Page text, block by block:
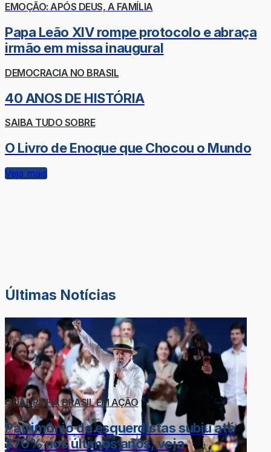
EMOÇÃO: APÓS DEUS, A FAMÍLIA
Papa Leão XIV rompe protocolo e abraça
irmão em missa inaugural
DEMOCRACIA NO BRASIL
40 ANOS DE HISTÓRIA
SAIBA TUDO SOBRE
O Livro de Enoque que Chocou o Mundo
Veja mais
Últimas Notícias
QUADRILHA BRASIL EM AÇÃO
Patrimônio de esquerdistas subiu até
870% nos últimos anos; veja